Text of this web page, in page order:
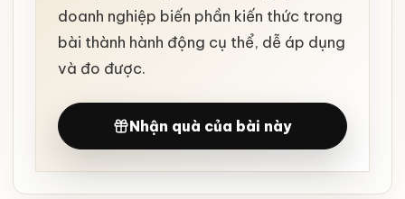
doanh nghiệp biến phần kiến thức trong
bài thành hành động cụ thể, dễ áp dụng
và đo được.
Nhận quà của bài này